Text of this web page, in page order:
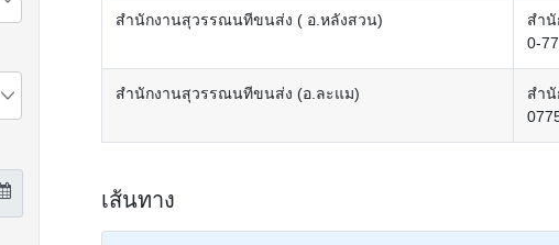
สำนักงานสุวรรณนทีขนส่ง ( อ.หลังสวน)
สำ
0-
สำนักงานสุวรรณนทีขนส่ง (อ.ละแม)
สำ
เส้นทาง